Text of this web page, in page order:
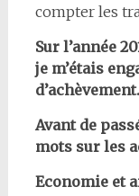
compter les
Sur l’année
je m’étais
d’achèvement.
Avant de
mots sur les
Economie et